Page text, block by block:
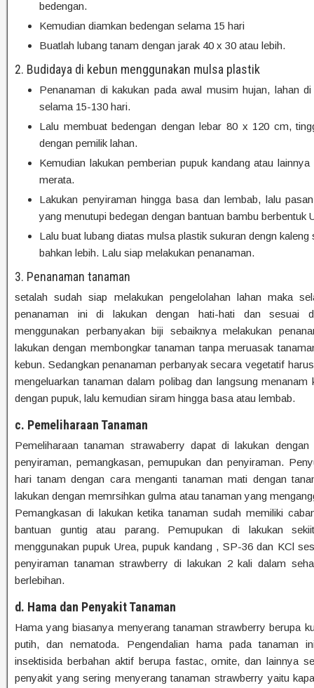
bedengan.
Kemudian diamkan bedengan selama 15 hari
Buatlah lubang tanam dengan jarak 40 x 30 atau lebih.
2. Budidaya di kebun menggunakan mulsa plastik
Penanaman di kakukan pada awal musim hujan, lahan
selama 15-130 hari.
Lalu membuat bedengan dengan lebar 80 x 120 cm,
dengan pemilik lahan.
Kemudian lakukan pemberian pupuk kandang atau
merata.
Lakukan penyiraman hingga basa dan lembab, lalu
yang menutupi bedegan dengan bantuan bambu berbentuk
Lalu buat lubang diatas mulsa plastik sukuran dengn
bahkan lebih. Lalu siap melakukan penanaman.
3. Penanaman tanaman
setalah sudah siap melakukan pengelolahan lahan maka
penanaman ini di lakukan dengan hati-hati dan sesuai
menggunakan perbanyakan biji sebaiknya melakukan
lakukan dengan membongkar tanaman tanpa meruasak
kebun. Sedangkan penanaman perbanyak secara vegetatif
mengeluarkan tanaman dalam polibag dan langsung
dengan pupuk, lalu kemudian siram hingga basa atau lembab.
c. Pemeliharaan Tanaman
Pemeliharaan tanaman strawaberry dapat di lakukan
penyiraman, pemangkasan, pemupukan dan penyiraman.
hari tanam dengan cara menganti tanaman mati dengan
lakukan dengan memrsihkan gulma atau tanaman yang
Pemangkasan di lakukan ketika tanaman sudah memiliki
bantuan guntig atau parang. Pemupukan di lakukan
menggunakan pupuk Urea, pupuk kandang , SP-36 dan KCl
penyiraman tanaman strawberry di lakukan 2 kali dalam
berlebihan.
d. Hama dan Penyakit Tanaman
Hama yang biasanya menyerang tanaman strawberry berupa
putih, dan nematoda. Pengendalian hama pada tanaman
insektisida berbahan aktif berupa fastac, omite, dan lainnya
penyakit yang sering menyerang tanaman strawberry yaitu